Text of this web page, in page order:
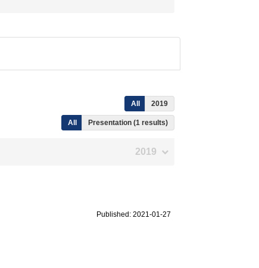
All 2019
All Presentation (1 results)
2019
Published: 2021-01-27